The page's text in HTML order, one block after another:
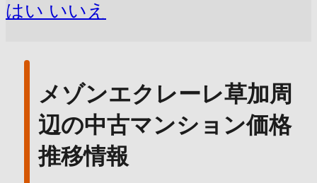
はい いいえ
メゾンエクレーレ草加周
辺の中古マンション価格
推移情報